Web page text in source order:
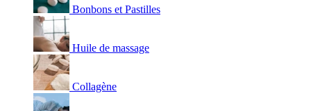
Bonbons et Pastilles
Huile de massage
Collagène